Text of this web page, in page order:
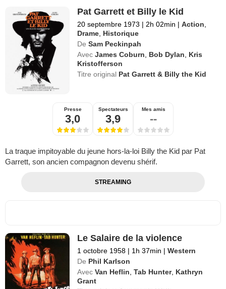
Pat Garrett et Billy le Kid
20 septembre 1973 | 2h 02min | Action
Drame Historique
De Sam Peckinpah
Avec James Coburn Bob Dylan
Kris
Kristofferson
Titre original Pat Garrett & Billy the Kid
Presse
3,0
Spectateurs
3,9
Mes amis
--
La traque impitoyable du jeune hors-la-loi Billy the Kid par Pat
Garrett, son ancien compagnon devenu shérif.
STREAMING
Le Salaire de la violence
1 octobre 1958 | 1h 37min | Western
De Phil Karlson
Avec Van Heflin ,Tab Hunter, Kathryn
Grant